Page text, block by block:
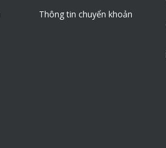
Thông tin chuyển khoản